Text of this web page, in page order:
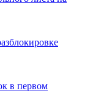
в первом